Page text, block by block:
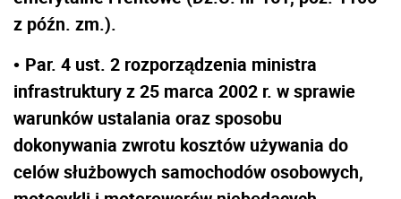
z późn. zm.).
• Par. 4 ust. 2 rozporządzenia ministra
infrastruktury z 25 marca 2002 r. w sprawie
warunków ustalania oraz sposobu
dokonywania zwrotu kosztów używania do
celów służbowych samochodów osobowych,